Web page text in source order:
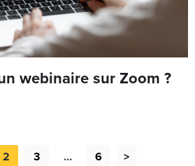
webinaire sur Zoom ?
2 3 … 6 >